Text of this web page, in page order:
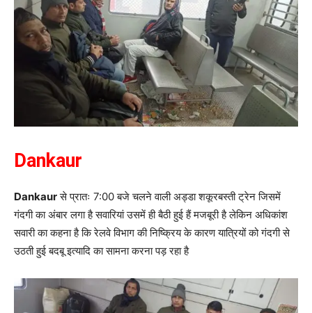
Dankaur
Dankaurसे प्रातः 7:00 बजे चलने वाली अड्डा शकूरबस्ती ट्रेन जिसमें
गंदगी का अंबार लगा है सवारियां उसमें ही बैठी हुई हैं मजबूरी है लेकिन अधिकांश
सवारी का कहना है कि रेलवे विभाग की निष्क्रिय के कारण यात्रियों को गंदगी से
उठती हुई बदबू इत्यादि का सामना करना पड़ रहा है